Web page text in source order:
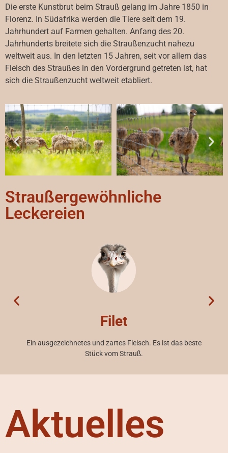
Die erste Kunstbrut beim Strauß gelang im Jahre 1850 in
Florenz. In Südafrika werden die Tiere seit dem 19.
Jahrhundert auf Farmen gehalten. Anfang des 20.
Jahrhunderts breitete sich die Straußenzucht nahezu
weltweit aus. In den letzten 15 Jahren, seit vor allem das
Fleisch des Straußes in den Vordergrund getreten ist, hat
sich die Straußenzucht weltweit etabliert.
Straußergewöhnliche
Leckereien
Filet
Ein ausgezeichnetes und zartes Fleisch. Es ist das beste
Stück vom Strauß.
Aktuelles